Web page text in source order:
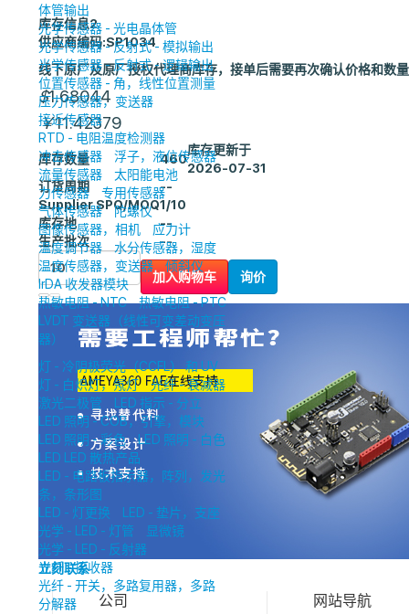
体管输出
光学传感器 - 光电晶体管
光学传感器 - 反射式 - 模拟输出
光学传感器 - 反射式 - 逻辑输出
位置传感器 - 角，线性位置测量
压力传感器，变送器
接近传感器
RTD - 电阻温度检测器
冲击传感器
浮子，液位传感器
流量传感器
太阳能电池
力传感器
专用传感器
气体传感器
陀螺仪
图像传感器，相机
应力计
温度调节器
水分传感器，湿度
温度传感器，变送器
倾斜仪
IrDA 收发器模块
热敏电阻 - NTC
热敏电阻 - PTC
LVDT 变送器（线性可变差动变压
器）
灯 - 冷阴极荧光（CCFL） 和 UV
灯 - 白炽灯，氖灯
光纤 - 衰减器
激光二极管
LED 指示 - 分立
LED 照明 - COB，引擎，模块
LED 照明 - 彩色
LED 照明 - 白色
LED LED 散热产品
LED - 电路板指示器，阵列，发光
条，条形图
LED - 灯更换
LED - 垫片，支座
光学 - LED - 灯管
显微镜
光学 - LED - 反射器
光纤 - 接收器
光纤 - 开关，多路复用器，多路
分解器
库存信息2
供应商编码:SP1034
线下原厂及原厂授权代理商库存，接单后需要再次确认价格和数量
$1.68044
￥11.42379
库存数量 460
库存更新于
2026-07-31
订货周期
--
Supplier SPQ/MOQ1/10
库存地
--
生产批次
--
加入购物车 询价
立刻联系
公司 网站导航